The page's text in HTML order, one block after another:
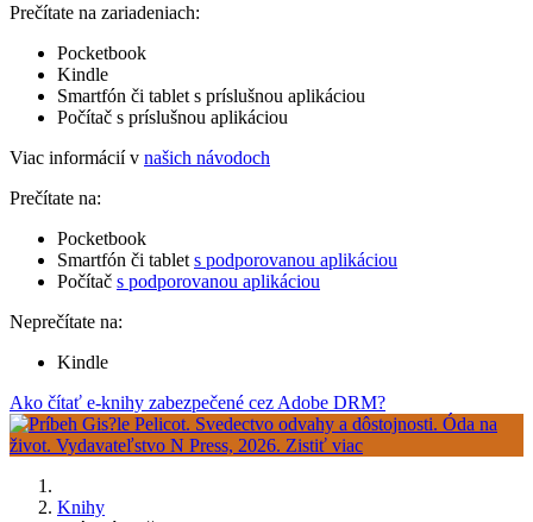
Prečítate na zariadeniach:
Pocketbook
Kindle
Smartfón či tablet s príslušnou aplikáciou
Počítač s príslušnou aplikáciou
Viac informácií v našich návodoch
Prečítate na:
Pocketbook
Smartfón či tablet s podporovanou aplikáciou
Počítač s podporovanou aplikáciou
Neprečítate na:
Kindle
Ako čítať e-knihy zabezpečené cez Adobe DRM?
Knihy